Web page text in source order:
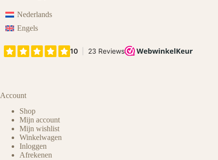
Nederlands
Engels
Account
Shop
Mijn account
Mijn wishlist
Winkelwagen
Inloggen
Afrekenen